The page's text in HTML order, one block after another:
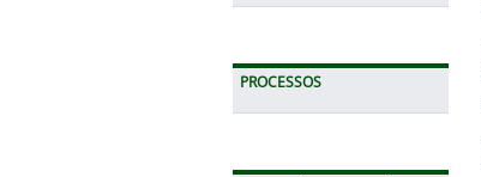
PROCESSOS